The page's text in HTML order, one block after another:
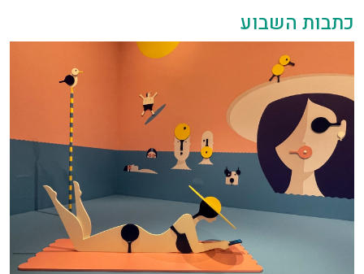
כתבות השבוע